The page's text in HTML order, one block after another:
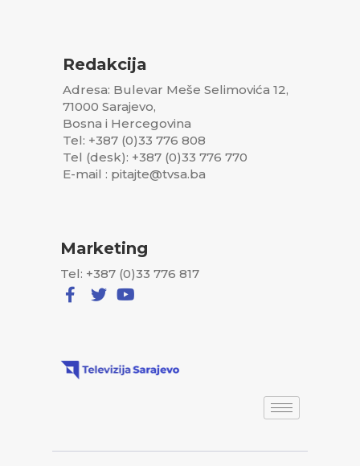
Redakcija
Adresa: Bulevar Meše Selimovića 12,
71000 Sarajevo,
Bosna i Hercegovina
Tel: +387 (0)33 776 808
Tel (desk): +387 (0)33 776 770
E-mail : pitajte@tvsa.ba
Marketing
Tel: +387 (0)33 776 817